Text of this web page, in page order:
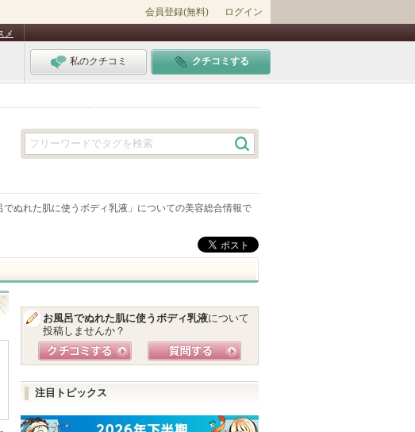
会員登録(無料) ログイン
メ
私のクチコミ クチコミする
でぬれた肌に使うボディ乳液 」についての美容総合情報で
お風呂でぬれた肌に使うボディ乳液について
投稿しませんか？
注目トピックス